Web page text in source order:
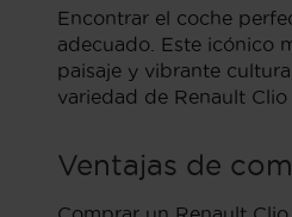
Encontrar el coche
adecuado. Este icónico
paisaje y vibrante
variedad de Renault
Ventajas de